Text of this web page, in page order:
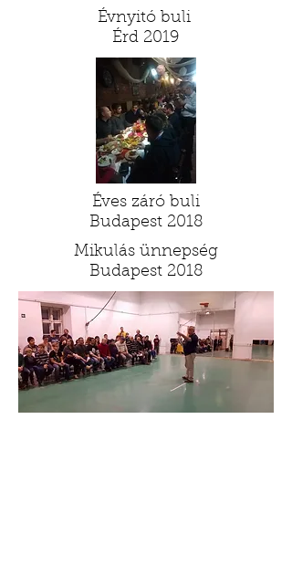
Évnyitó buli
Érd 2019
Éves záró buli
Budapest 2018
Mikulás ünnepség
Budapest 2018